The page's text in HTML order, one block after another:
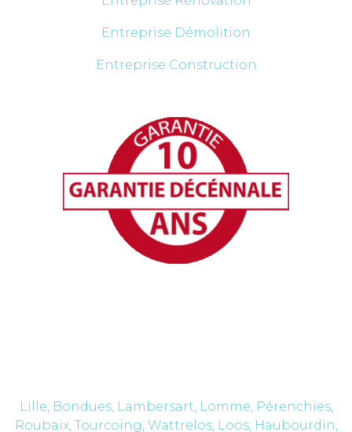
Entreprise Démolition
Entreprise Construction
Lille, Bondues, Lambersart, Lomme, Pérenchies,
Roubaix, Tourcoing, Wattrelos, Loos, Haubourdin,